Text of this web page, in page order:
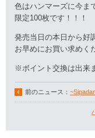
色はハンマーズに今ま
限定100枚です！！！
発売当日の本日から好
お早めにお買い求めく
※ポイント交換は出来
前のニュース：